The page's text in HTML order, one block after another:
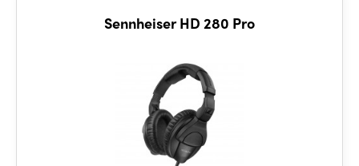
Sennheiser HD 280 Pro